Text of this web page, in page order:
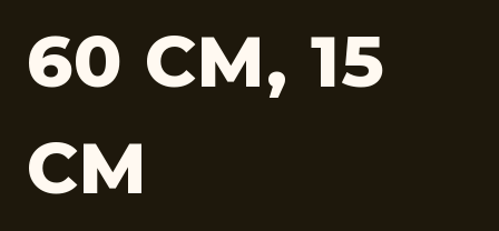
60 CM, 15
CM